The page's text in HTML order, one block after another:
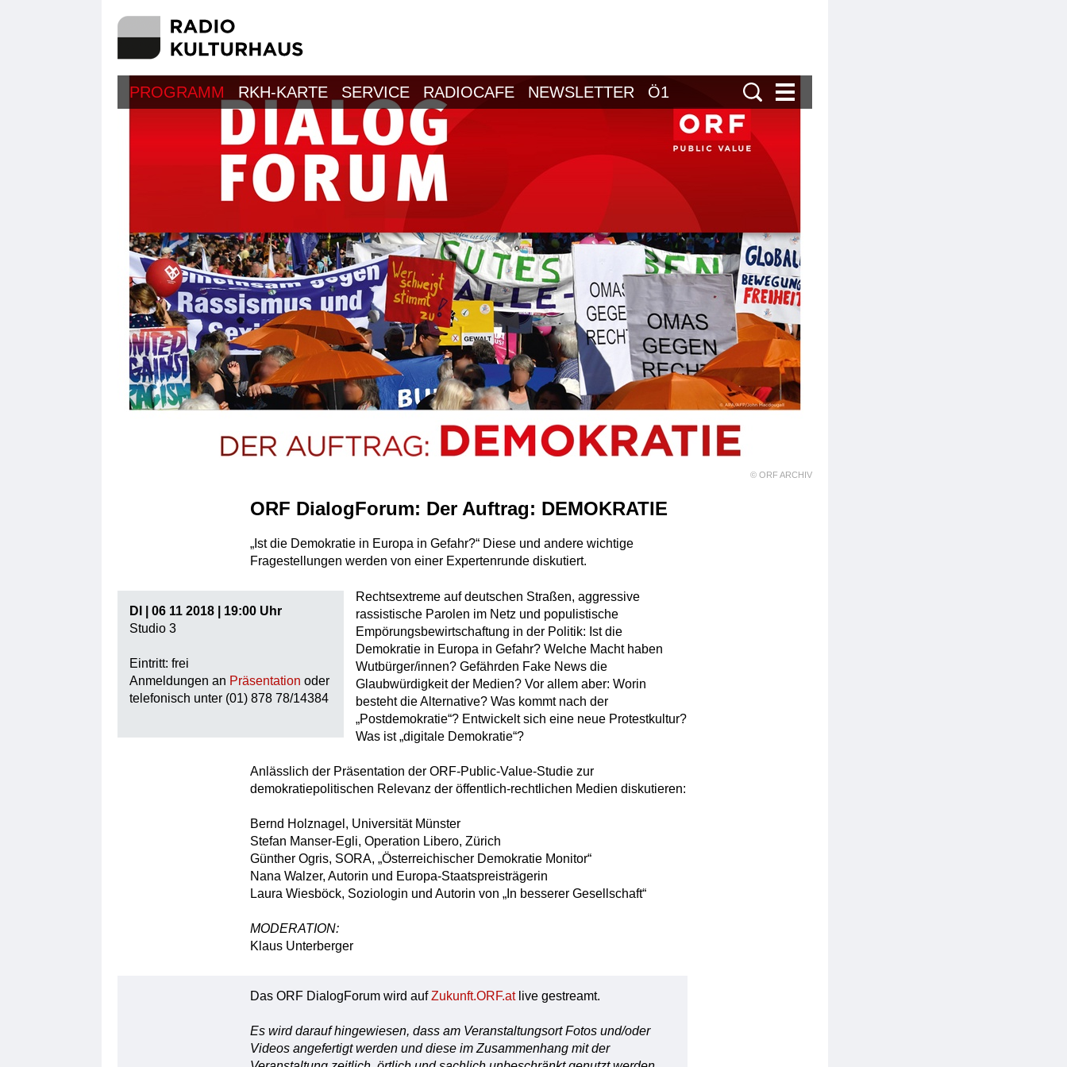
PROGRAMM RKH-KARTE SERVICE RADIOCAFE NEWSLETTER Ö1
© ORF ARCHIV
ORF DialogForum: Der Auftrag: DEMOKRATIE
„Ist die Demokratie in Europa in Gefahr?“ Diese und andere wichtige
Fragestellungen werden von einer Expertenrunde diskutiert.
DI | 06 11 2018 | 19:00 Uhr
Studio 3
Eintritt: frei
Anmeldungen an Präsentation oder
telefonisch unter (01) 878 78/14384
Rechtsextreme auf deutschen Straßen, aggressive
rassistische Parolen im Netz und populistische
Empörungsbewirtschaftung in der Politik: Ist die
Demokratie in Europa in Gefahr? Welche Macht haben
Wutbürger/innen? Gefährden Fake News die
Glaubwürdigkeit der Medien? Vor allem aber: Worin
besteht die Alternative? Was kommt nach der
„Postdemokratie“? Entwickelt sich eine neue Protestkultur?
Was ist „digitale Demokratie“?
Anlässlich der Präsentation der ORF-Public-Value-Studie zur
demokratiepolitischen Relevanz der öffentlich-rechtlichen Medien diskutieren:
Bernd Holznagel, Universität Münster
Stefan Manser-Egli, Operation Libero, Zürich
Günther Ogris, SORA, „Österreichischer Demokratie Monitor“
Nana Walzer, Autorin und Europa-Staatspreisträgerin
Laura Wiesböck, Soziologin und Autorin von „In besserer Gesellschaft“
MODERATION:
Klaus Unterberger
Das ORF DialogForum wird aufZukunft.ORF.atlive gestreamt.
Es wird darauf hingewiesen, dass am Veranstaltungsort Fotos und/oder
Videos angefertigt werden und diese im Zusammenhang mit der